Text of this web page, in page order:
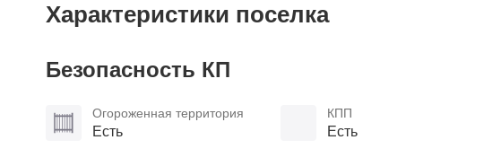
Характеристики поселка
Безопасность КП
Огороженная территория
Есть
КПП
Есть